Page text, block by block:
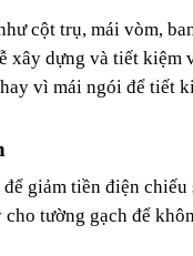
cột trụ, mái vòm,
xây dựng và tiết kiệm
vì mái ngói để tiết
giảm tiền điện chiếu
tường gạch để